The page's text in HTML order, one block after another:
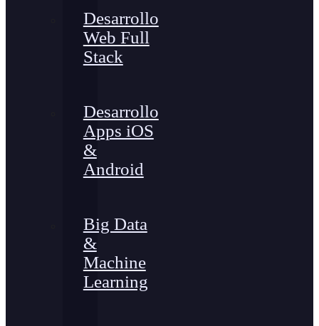
Desarrollo
Web Full
Stack
Desarrollo
Apps iOS
&
Android
Big Data
&
Machine
Learning